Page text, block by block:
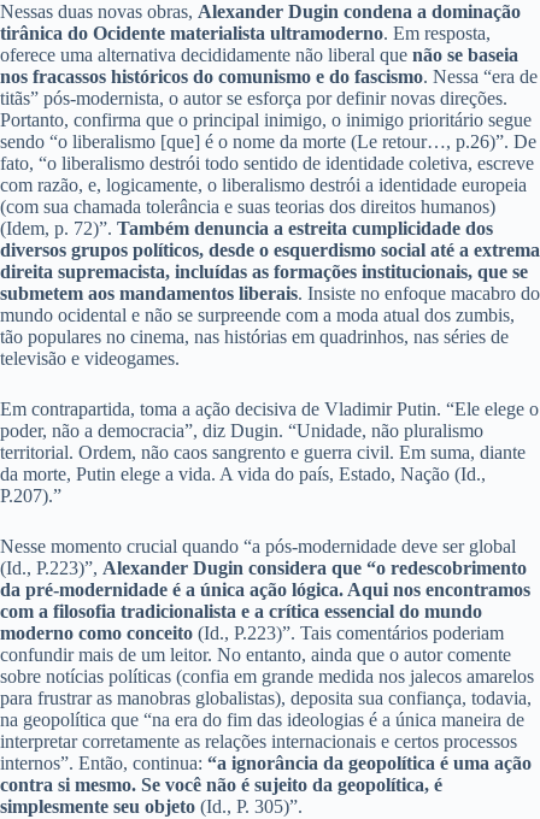
Nessas duas novas obras, Alexander Dugin condena a dominação
tirânica do Ocidente materialista ultramoderno. Em resposta,
oferece uma alternativa decididamente não liberal que não se baseia
nos fracassos históricos do comunismo e do fascismo. Nessa “era de
titãs” pós-modernista, o autor se esforça por definir novas direções.
Portanto, confirma que o principal inimigo, o inimigo prioritário segue
sendo “o liberalismo [que] é o nome da morte (Le retour…, p.26)”. De
fato, “o liberalismo destrói todo sentido de identidade coletiva, escreve
com razão, e, logicamente, o liberalismo destrói a identidade europeia
(com sua chamada tolerância e suas teorias dos direitos humanos)
(Idem, p. 72)”. Também denuncia a estreita cumplicidade dos
diversos grupos políticos, desde o esquerdismo social até a extrema
direita supremacista, incluídas as formações institucionais, que se
submetem aos mandamentos liberais. Insiste no enfoque macabro do
mundo ocidental e não se surpreende com a moda atual dos zumbis,
tão populares no cinema, nas histórias em quadrinhos, nas séries de
televisão e videogames.
Em contrapartida, toma a ação decisiva de Vladimir Putin. “Ele elege o
poder, não a democracia”, diz Dugin. “Unidade, não pluralismo
territorial. Ordem, não caos sangrento e guerra civil. Em suma, diante
da morte, Putin elege a vida. A vida do país, Estado, Nação (Id.,
P.207).”
Nesse momento crucial quando “a pós-modernidade deve ser global
(Id., P.223)”, Alexander Dugin considera que “o redescobrimento
da pré-modernidade é a única ação lógica. Aqui nos encontramos
com a filosofia tradicionalista e a crítica essencial do mundo
moderno como conceito (Id., P.223)”. Tais comentários poderiam
confundir mais de um leitor. No entanto, ainda que o autor comente
sobre notícias políticas (confia em grande medida nos jalecos amarelos
para frustrar as manobras globalistas), deposita sua confiança, todavia,
na geopolítica que “na era do fim das ideologias é a única maneira de
interpretar corretamente as relações internacionais e certos processos
internos”. Então, continua: “a ignorância da geopolítica é uma ação
contra si mesmo. Se você não é sujeito da geopolítica, é
simplesmente seu objeto (Id., P. 305)”.